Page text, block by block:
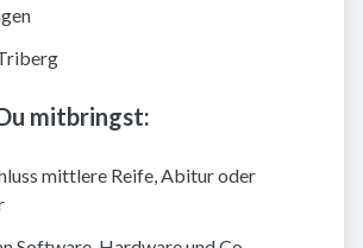
mitbringst:
mittlere Reife, Abitur oder